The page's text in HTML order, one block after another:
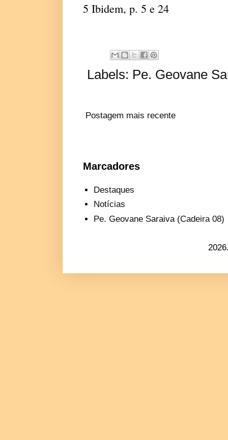
5 Ibidem, p. 5 e 24
Labels: Pe. Geovane
Postagem mais recente
Marcadores
Destaques
Notícias
Pe. Geovane Saraiva (Cadeira 08)